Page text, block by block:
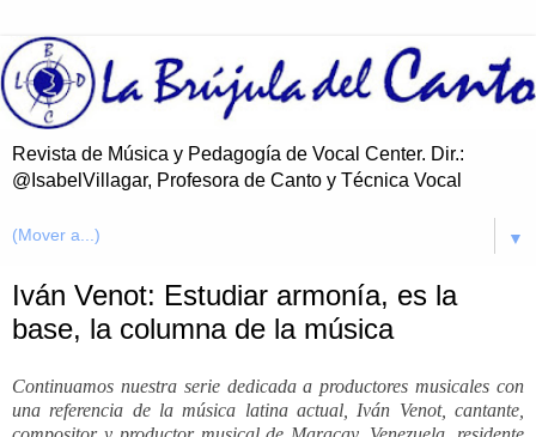
Revista de Música y Pedagogía de Vocal Center. Dir.:
@IsabelVillagar, Profesora de Canto y Técnica Vocal
▼
Iván Venot: Estudiar armonía, es la
base, la columna de la música
Continuamos nuestra serie dedicada a productores musicales con
una referencia de la música latina actual, Iván Venot, cantante,